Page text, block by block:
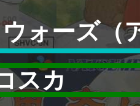
ォーズ（
スカ